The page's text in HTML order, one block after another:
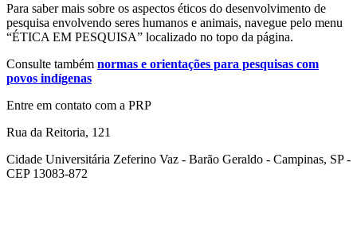
Para saber mais sobre os aspectos éticos do desenvolvimento de
pesquisa envolvendo seres humanos e animais, navegue pelo menu
“ÉTICA EM PESQUISA” localizado no topo da página.
Consulte também normas e orientações para pesquisas com
povos indígenas
Entre em contato com a PRP
Rua da Reitoria, 121
Cidade Universitária Zeferino Vaz - Barão Geraldo - Campinas, SP -
CEP 13083-872